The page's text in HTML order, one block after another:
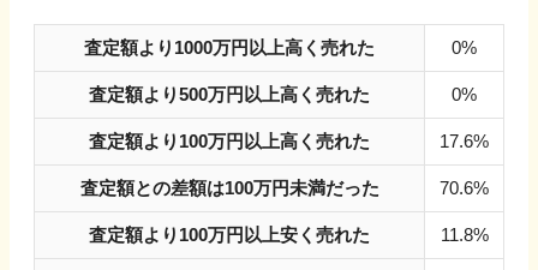
査定額より1000万円以上高く売れた 0%
査定額より500万円以上高く売れた 0%
査定額より100万円以上高く売れた 17.6%
査定額との差額は100万円未満だった 70.6%
査定額より100万円以上安く売れた 11.8%